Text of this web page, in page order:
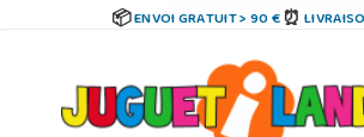
ENVOI GRATUIT > 90 €